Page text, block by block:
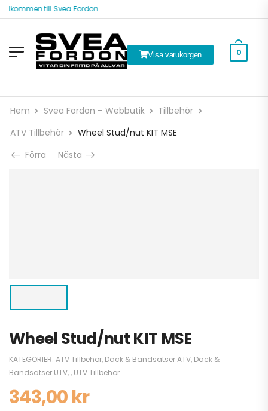
till Svea Fordon
Visa varukorgen 0
Hem Svea Fordon – Webbutik
Tillbehör
ATV Tillbehör
Wheel Stud/nut KIT MSE
Förra
Nästa
Wheel Stud/nut KIT MSE
KATEGORIER: ATV Tillbehör, Däck & Bandsatser ATV, Däck &
Bandsatser UTV,, UTV Tillbehör
343,00kr